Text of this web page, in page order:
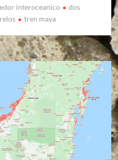
interoceanico
dos
tren maya